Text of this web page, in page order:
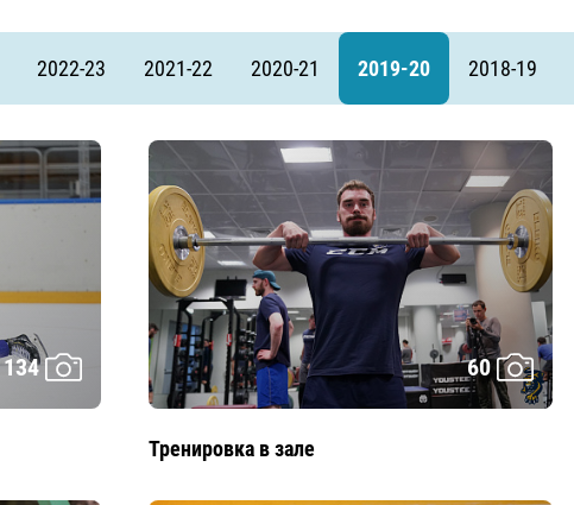
2022-23 2021-22 2020-21 2019-20 2018-19
134 60
Тренировка в зале